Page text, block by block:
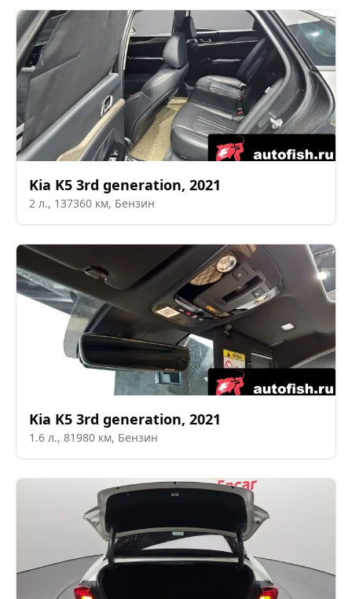
Kia K5 3rd generation, 2021
2 л., 137360 км, Бензин
Kia K5 3rd generation, 2021
1.6 л., 81980 км, Бензин